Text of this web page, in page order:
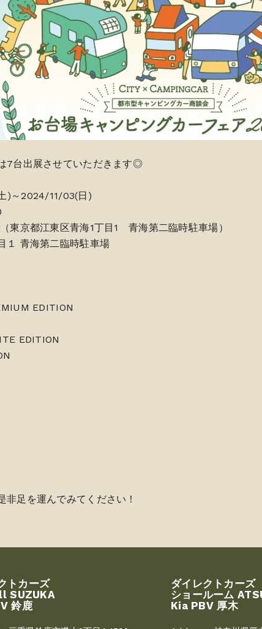
7台出展させていただきます◎
)～2024/11/03(日)
東京都江東区青海1丁目1 青海第二臨時駐車場）
１ 青海第二臨時駐車場
EDITION
EDITION
非足を運んでみてください！
トカーズ
SUZUKA
鈴鹿
ダイレクトカーズ
ショールーム
Kia PBV 厚木